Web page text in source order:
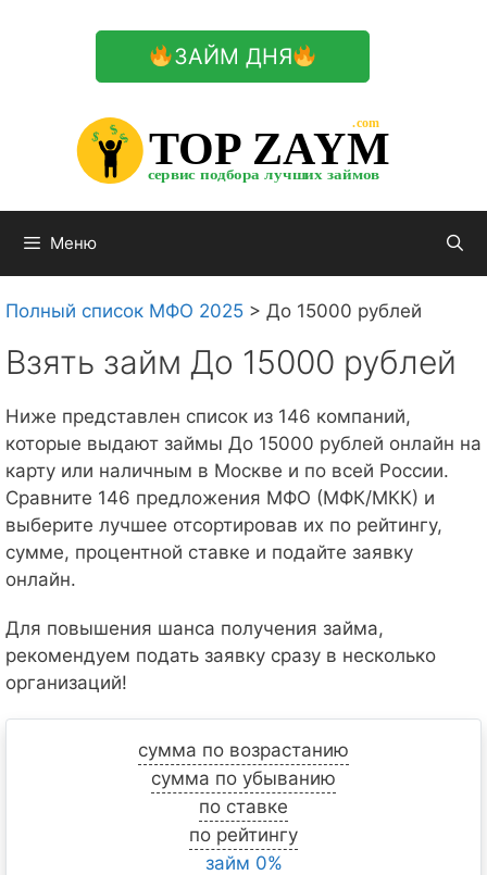
ЗАЙМ ДНЯ
TOP ZAYM
сервис подбора лучших займов
.com
$
$
$
Меню
Полный список МФО 2025 > До 15000 рублей
Взять займ До 15000 рублей
Ниже представлен список из 146 компаний,
которые выдают займы До 15000 рублей онлайн на
карту или наличным в Москве и по всей России.
Сравните 146 предложения МФО (МФК/МКК) и
выберите лучшее отсортировав их по рейтингу,
сумме, процентной ставке и подайте заявку
онлайн.
Для повышения шанса получения займа,
рекомендуем подать заявку сразу в несколько
организаций!
сумма по возрастанию
сумма по убыванию
по ставке
по рейтингу
займ 0%